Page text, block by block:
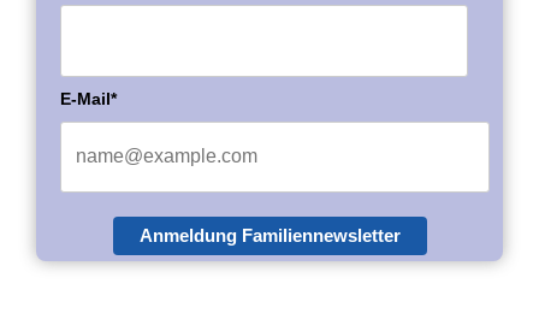
E-Mail*
Anmeldung Familiennewsletter